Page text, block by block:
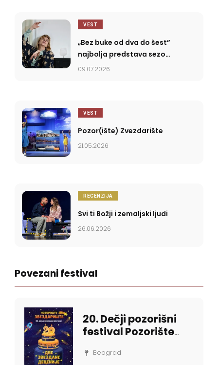
VEST
„Bez buke od dva do šest”
najbolja predstava sezone
2025/2026
09.07.2026
VEST
Pozor(ište) Zvezdarište
21.05.2026
RECENZIJA
Svi ti Božji i zemaljski ljudi
26.06.2026
Povezani festival
20. Dečji pozorišni
festival Pozorište
Beograd